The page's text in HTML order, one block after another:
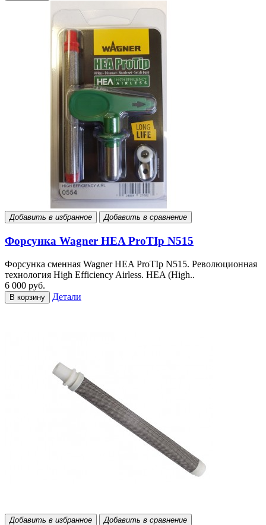
Добавить в избранное Добавить в сравнение
Форсунка Wagner HEA ProTIp N515
Форсунка сменная Wagner HEA ProTIp N515. Революционная
технология High Efficiency Airless. HEA (High..
6 000 руб.
В корзину Детали
Добавить в избранное Добавить в сравнение